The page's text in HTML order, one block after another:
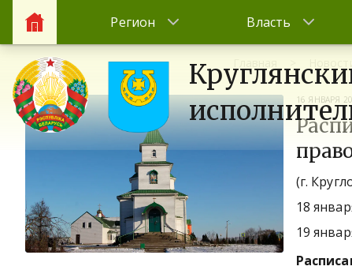
Регион Власть
16 ЯНВАРЯ
(г.
18
19